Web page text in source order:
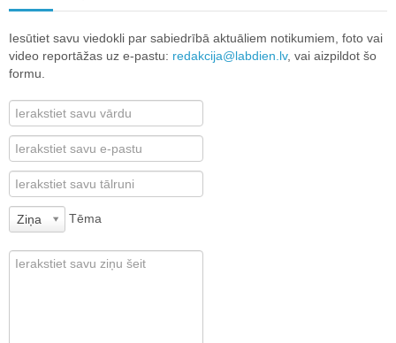
Iesūtiet savu viedokli par sabiedrībā aktuāliem notikumiem, foto vai
video reportāžas uz e-pastu: redakcija@labdien.lv, vai aizpildot šo
formu.
Ziņa Tēma